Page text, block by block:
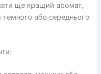
ще кращий аромат,
темного або середнього